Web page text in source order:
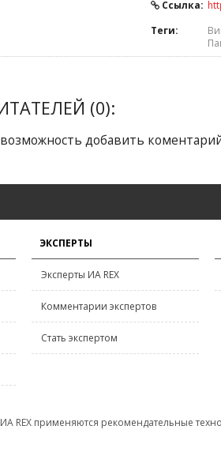
Ссылка:
Теги:
(0):
добавить
ЭКСПЕРТЫ
Эксперты ИА REX
Комментарии экспертов
Стать экспертом
REX применяются рекомендательные